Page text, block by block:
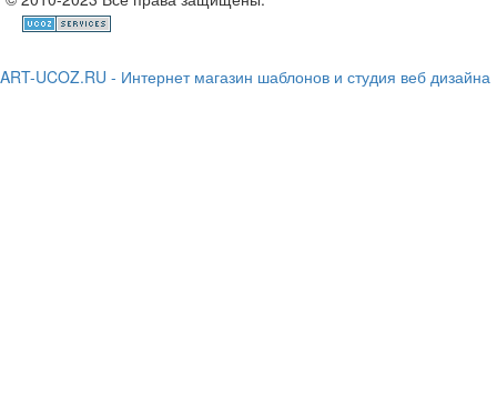
ART-UCOZ.RU - Интернет магазин шаблонов и студия веб дизайна